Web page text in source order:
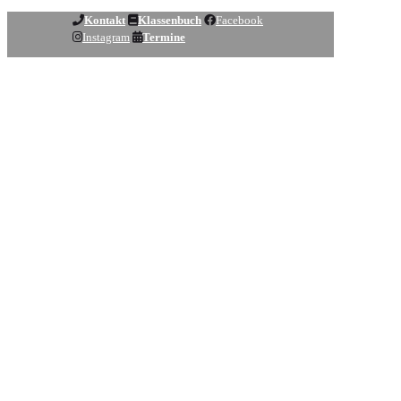
Kontakt Klassenbuch
Facebook
Instagram
Termine